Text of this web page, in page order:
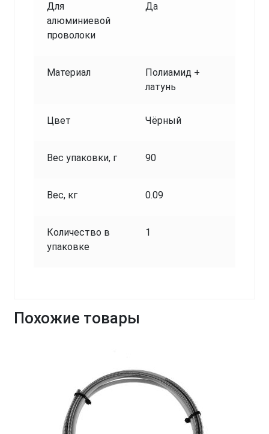
Для
алюминиевой
проволоки
Да
Материал
Полиамид +
латунь
Цвет Чёрный
Вес упаковки, г 90
Вес, кг 0.09
Количество в
упаковке
1
Похожие товары